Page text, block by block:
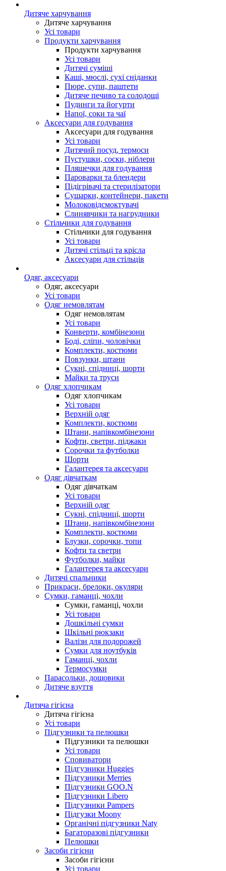
Дитяче харчування
Дитяче харчування
Усі товари
Продукти харчування
Продукти харчування
Усі товари
Дитячі суміші
Каші, мюслі, сухі сніданки
Пюре, супи, паштети
Дитяче печиво та солодощі
Пудинги та йогурти
Напої, соки та чаї
Аксесуари для годування
Аксесуари для годування
Усі товари
Дитячий посуд, термоси
Пустушки, соски, ніблери
Пляшечки для годування
Пароварки та блендери
Підігрівачі та стерилізатори
Сушарки, контейнери, пакети
Молоковідсмоктувачі
Слинявчики та нагрудники
Стільчики для годування
Стільчики для годування
Усі товари
Дитячі стільці та крісла
Аксесуари для стільців
Одяг, аксесуари
Одяг, аксесуари
Усі товари
Одяг немовлятам
Одяг немовлятам
Усі товари
Конверти, комбінезони
Боді, сліпи, чоловічки
Комплекти, костюми
Повзунки, штани
Сукні, спідниці, шорти
Майки та труси
Одяг хлопчикам
Одяг хлопчикам
Усі товари
Верхній одяг
Комплекти, костюми
Штани, напівкомбінезони
Кофти, светри, піджаки
Сорочки та футболки
Шорти
Галантерея та аксесуари
Одяг дівчаткам
Одяг дівчаткам
Усі товари
Верхній одяг
Сукні, спідниці, шорти
Штани, напівкомбінезони
Комплекти, костюми
Блузки, сорочки, топи
Кофти та светри
Футболки, майки
Галантерея та аксесуари
Дитячі спальники
Прикраси, брелоки, окуляри
Сумки, гаманці, чохли
Сумки, гаманці, чохли
Усі товари
Дошкільні сумки
Шкільні рюкзаки
Валізи для подорожей
Сумки для ноутбуків
Гаманці, чохли
Термосумки
Парасольки, дощовики
Дитяче взуття
Дитяча гігієна
Дитяча гігієна
Усі товари
Підгузники та пелюшки
Підгузники та пелюшки
Усі товари
Сповиватори
Підгузники Huggies
Підгузники Merries
Підгузники GOO.N
Підгузники Libero
Підгузники Pampers
Підгузки Moony
Органічні підгузники Naty
Багаторазові підгузники
Пелюшки
Засоби гігієни
Засоби гігієни
Усі товари